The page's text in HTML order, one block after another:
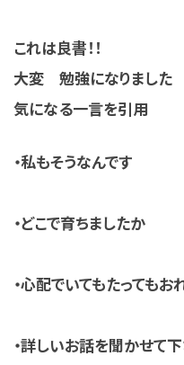
これは良書！！
大変 勉強になりました
気になる一言を引用
・私もそうなんです
・どこで育ちましたか
・心配でいてもたってもお
・詳しいお話を聞かせて